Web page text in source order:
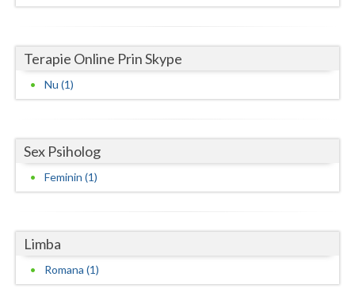
Satu-Mare
Sibiu
Teleorman
Timis
Valcea
Vaslui
Terapie Online Prin Skype
Nu (1)
Sex Psiholog
Feminin (1)
Limba
Romana (1)